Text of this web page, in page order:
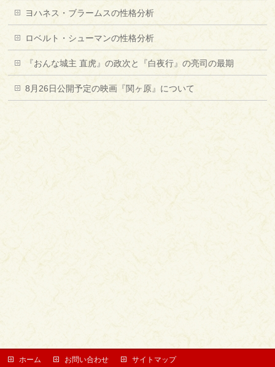
ヨハネス・ブラームスの性格分析
ロベルト・シューマンの性格分析
『おんな城主 直虎』の政次と『白夜行』の亮司の最期
8月26日公開予定の映画『関ヶ原』について
ホーム お問い合わせ サイトマップ